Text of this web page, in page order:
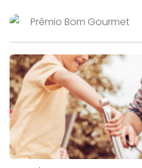
Prêmio Bom Gourmet